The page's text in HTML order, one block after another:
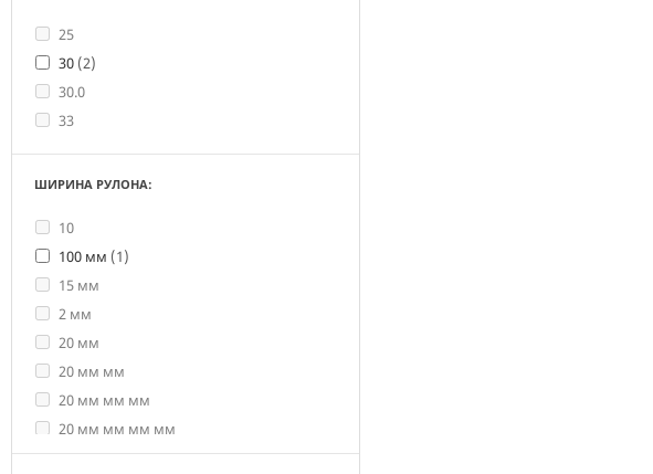
25
30 (2)
30.0
33
ШИРИНА РУЛОНА:
10
100 мм (1)
15 мм
2 мм
20 мм
20 мм мм
20 мм мм мм
20 мм мм мм мм
25 мм